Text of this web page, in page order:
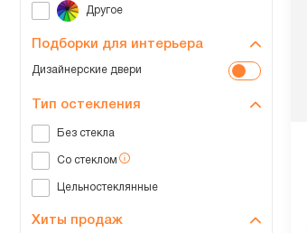
Подборки для интерьера
Дизайнерские двери
Тип остекления
Без стекла
Со стеклом
Цельностеклянные
Хиты продаж